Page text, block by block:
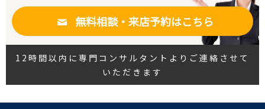
無料相談・来店予約はこちら
12時間以内に専門コンサルタントよりご連絡させて
いただきます